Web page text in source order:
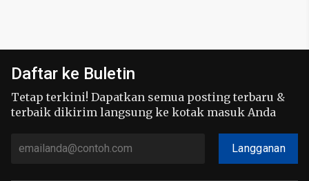
Daftar ke Buletin
Tetap terkini! Dapatkan semua posting terbaru &
terbaik dikirim langsung ke kotak masuk Anda
Langganan